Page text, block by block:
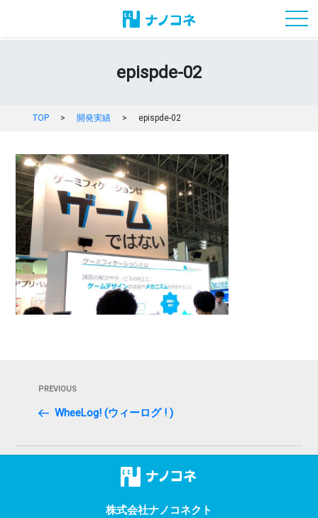
epispde-02
TOP > 開発実績 > epispde-02
ビ
Previous
Post
PREVIOUS
WheeLog! (ウィーログ ! )
株式会社ナノコネクト